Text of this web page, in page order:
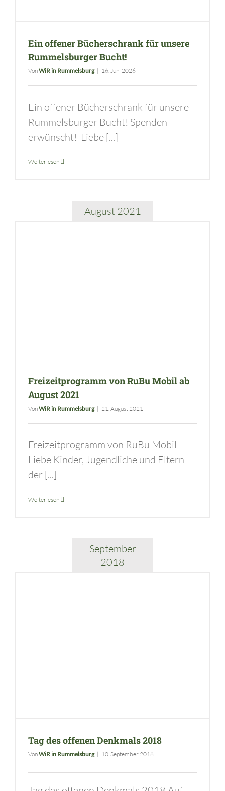
Ein offener Bücherschrank für unsere
Rummelsburger Bucht!
VonWiR in Rummelsburg | 16. Juni 2026
Ein offener Bücherschrank für unsere
Rummelsburger Bucht! Spenden
erwünscht! Liebe [...]
Weiterlesen
August 2021
Freizeitprogramm von RuBu Mobil ab
August 2021
VonWiR in Rummelsburg | 21. August 2021
Freizeitprogramm von RuBu Mobil
Liebe Kinder, Jugendliche und Eltern
der [...]
Weiterlesen
September
2018
Tag des offenen Denkmals 2018
VonWiR in Rummelsburg | 10. September 2018